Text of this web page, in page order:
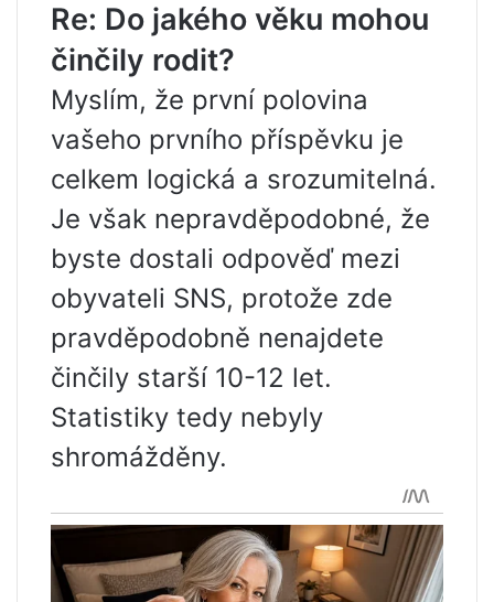
Re: Do jakého věku mohou
činčily rodit?
Myslím, že první polovina
vašeho prvního příspěvku je
celkem logická a srozumitelná.
Je však nepravděpodobné, že
byste dostali odpověď mezi
obyvateli SNS, protože zde
pravděpodobně nenajdete
činčily starší 10-12 let.
Statistiky tedy nebyly
shromážděny.